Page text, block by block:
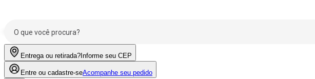
Entrega ou retirada? Informe seu CEP
Entre ou cadastre-seAcompanhe seu pedido